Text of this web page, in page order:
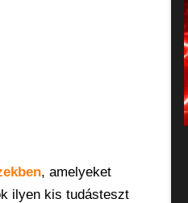
, amelyeket
ilyen kis tudásteszt